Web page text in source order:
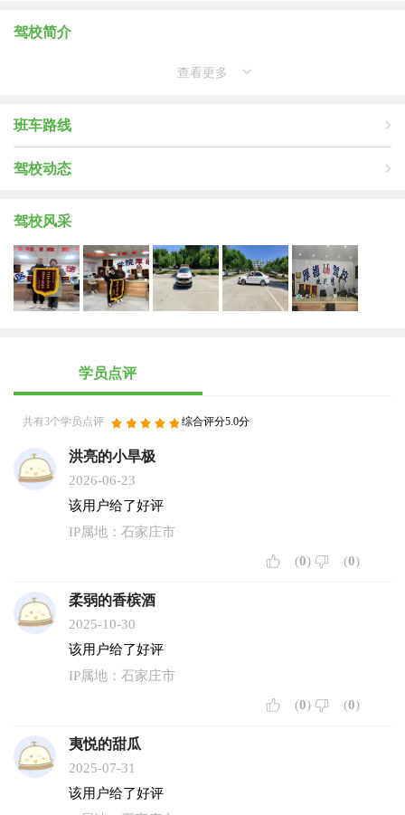
驾校简介
查看更多
班车路线
驾校动态
驾校风采
学员点评
共有3个学员点评 综合评分5.0分
洪亮的小旱极
2026-06-23
该用户给了好评
IP属地：石家庄市
(0) (0)
柔弱的香槟酒
2025-10-30
该用户给了好评
IP属地：石家庄市
(0) (0)
夷悦的甜瓜
2025-07-31
该用户给了好评